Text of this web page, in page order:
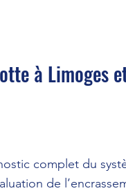
à Limoges
complet du
de